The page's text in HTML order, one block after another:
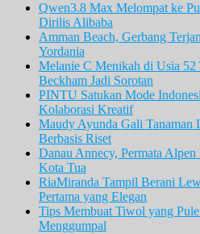
Qwen3.8 Max Melompat ke
Dirilis Alibaba
Amman Beach, Gerbang
Yordania
Melanie C Menikah di Usia 52
Beckham Jadi Sorotan
PINTU Satukan Mode
Kolaborasi Kreatif
Maudy Ayunda Gali Tanaman
Berbasis Riset
Danau Annecy, Permata
Kota Tua
RiaMiranda Tampil Berani
Pertama yang Elegan
Tips Membuat Tiwol yang
Menggumpal